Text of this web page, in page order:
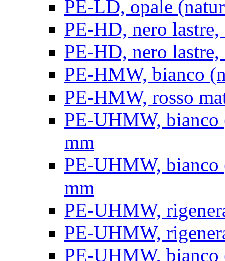
PE-LD, opale
PE-HD, nero lastre,
PE-HD, nero lastre,
PE-HMW, bianco
PE-HMW, rosso
PE-UHMW, bianco
mm
PE-UHMW, bianco
mm
PE-UHMW,
PE-UHMW,
PE-UHMW,